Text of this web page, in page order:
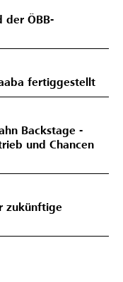
der ÖBB-
fertiggestellt
Backstage -
und Chancen
zukünftige